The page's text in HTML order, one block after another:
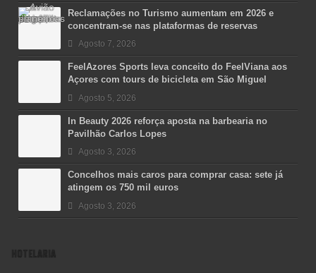
Reclamações no Turismo aumentam em 2026 e
concentram-se nas plataformas de reservas
Agosto 7, 2026
FeelAzores Sports leva conceito do FeelViana aos
Açores com tours de bicicleta em São Miguel
Agosto 5, 2026
In Beauty 2026 reforça aposta na barbearia no
Pavilhão Carlos Lopes
Agosto 3, 2026
Concelhos mais caros para comprar casa: sete já
atingem os 750 mil euros
Agosto 3, 2026
HOTELARIA